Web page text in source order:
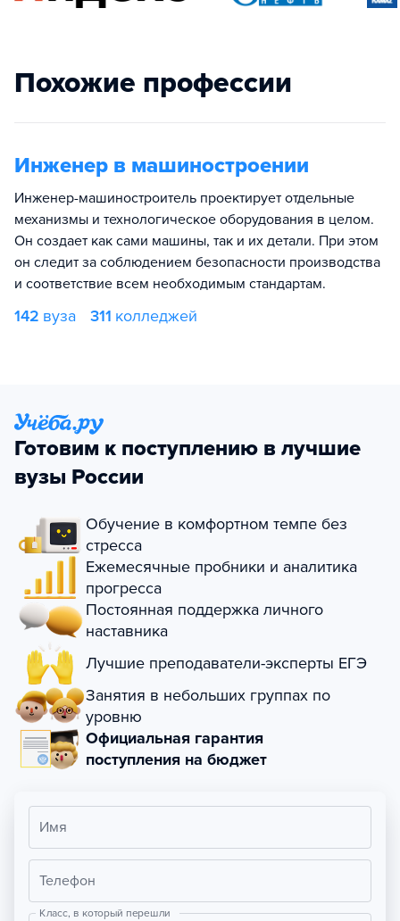
Похожие профессии
Инженер в машиностроении
Инженер-машиностроитель проектирует отдельные
механизмы и технологическое оборудования в целом.
Он создает как сами машины, так и их детали. При этом
он следит за соблюдением безопасности производства
и соответствие всем необходимым стандартам.
142 вуза 311 колледжей
Готовим к поступлению в лучшие
вузы России
Обучение в комфортном темпе без
стресса
Ежемесячные пробники и аналитика
прогресса
Постоянная поддержка личного
наставника
Лучшие преподаватели-эксперты ЕГЭ
Занятия в небольших группах по
уровню
Официальная гарантия
поступления на бюджет
Имя
Телефон
Класс, в который перешли